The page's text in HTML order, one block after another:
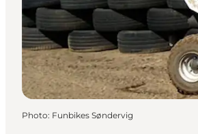
Photo: Funbikes Søndervig